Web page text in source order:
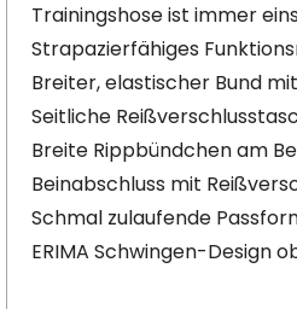
Trainingshose ist immer
Strapazierfähiges
Breiter, elastischer Bund
Seitliche
Breite Rippbündchen am
Beinabschluss mit
Schmal zulaufende
ERIMA Schwingen-Design